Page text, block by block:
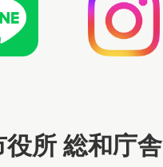
役所 総和庁舎